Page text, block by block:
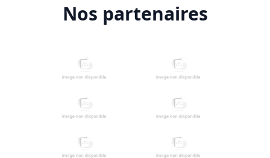
Nos partenaires